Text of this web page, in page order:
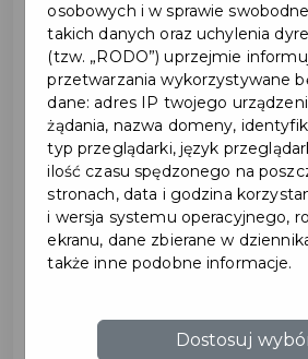
osobowych i w sprawie
takich danych oraz uchylenia
(tzw. „RODO”) uprzejmie
przetwarzania wykorzystywane
dane: adres IP twojego
żądania, nazwa domeny,
typ przeglądarki, język
ilość czasu spędzonego na
stronach, data i godzina
i wersja systemu operacyjnego,
ekranu, dane zbierane w
także inne podobne informacje.
Dostosuj